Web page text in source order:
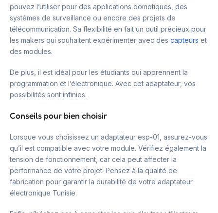
pouvez l’utiliser pour des applications domotiques, des
systèmes de surveillance ou encore des projets de
télécommunication. Sa flexibilité en fait un outil précieux pour
les makers qui souhaitent expérimenter avec des capteurs et
des modules.
De plus, il est idéal pour les étudiants qui apprennent la
programmation et l’électronique. Avec cet adaptateur, vos
possibilités sont infinies.
Conseils pour bien choisir
Lorsque vous choisissez un adaptateur esp-01, assurez-vous
qu’il est compatible avec votre module. Vérifiez également la
tension de fonctionnement, car cela peut affecter la
performance de votre projet. Pensez à la qualité de
fabrication pour garantir la durabilité de votre adaptateur
électronique Tunisie.